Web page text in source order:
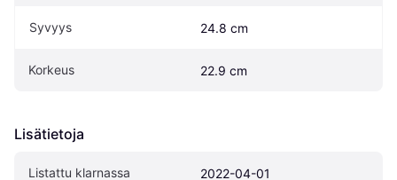
Syvyys 24.8 cm
Korkeus 22.9 cm
Lisätietoja
Listattu klarnassa 2022-04-01